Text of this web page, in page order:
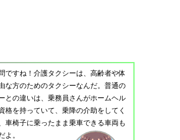
ですね！介護タクシーは、高齢者や体
な方のためのタクシーなんだ。普通の
との違いは、乗務員さんがホームヘル
格を持っていて、乗降の介助をしてく
車椅子に乗ったまま乗車できる車両も
よ。